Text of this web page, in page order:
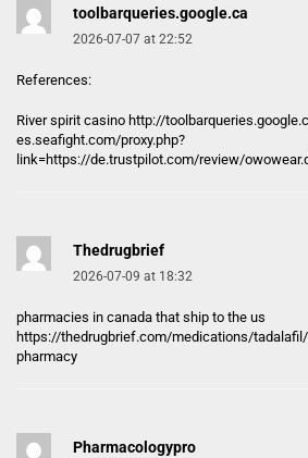
toolbarqueries.google.ca
2026-07-07 at 22:52
References:
River spirit casino http://
es.seafight.com/proxy.php?
link=https://de.trustpilot.com/review/
Thedrugbrief
2026-07-09 at 18:32
pharmacies in canada that ship to the us
https://thedrugbrief.com/medications/tadalafil/
pharmacy
Pharmacologypro